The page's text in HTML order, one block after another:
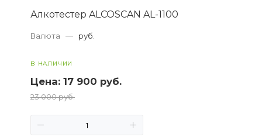
Алкотестер ALCOSCAN AL-1100
Валюта — руб.
В НАЛИЧИИ
Цена: 17 900 руб.
23 000 руб.